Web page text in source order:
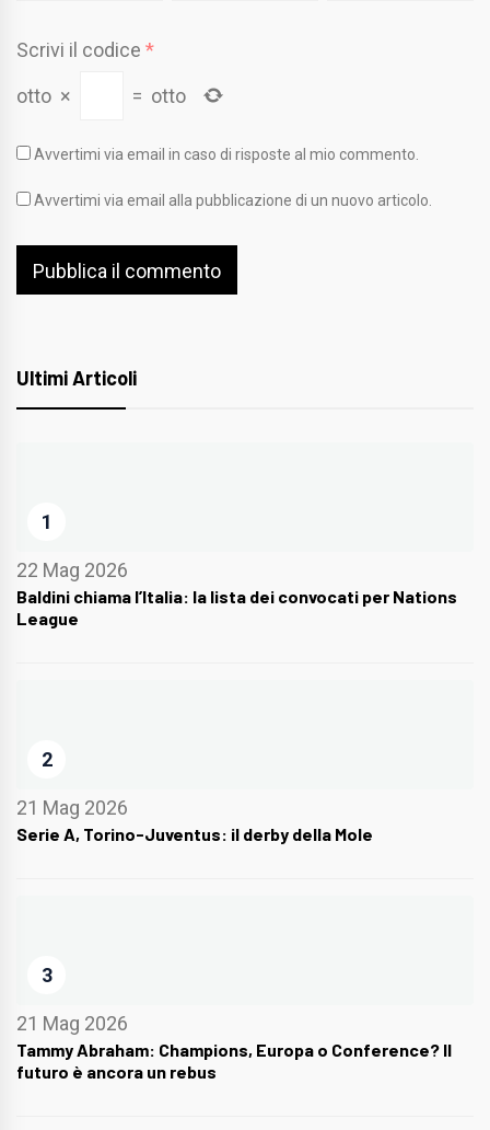
Scrivi il codice *
otto × = otto
Avvertimi via email in caso di risposte al mio commento.
Avvertimi via email alla pubblicazione di un nuovo articolo.
Ultimi Articoli
1
22 Mag 2026
Baldini chiama l’Italia: la lista dei convocati per Nations
League
2
21 Mag 2026
Serie A, Torino-Juventus: il derby della Mole
3
21 Mag 2026
Tammy Abraham: Champions, Europa o Conference? Il
futuro è ancora un rebus